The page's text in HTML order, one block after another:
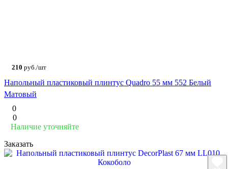
210 руб./шт
Напольный пластиковый плинтус Quadro 55 мм 552 Белый
Матовый
0
0
Наличие уточняйте
Заказать